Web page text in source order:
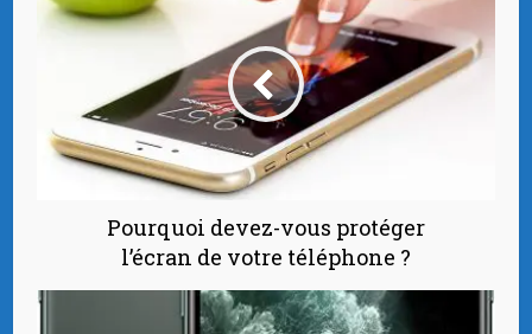
Pourquoi devez-vous protéger
l’écran de votre téléphone ?